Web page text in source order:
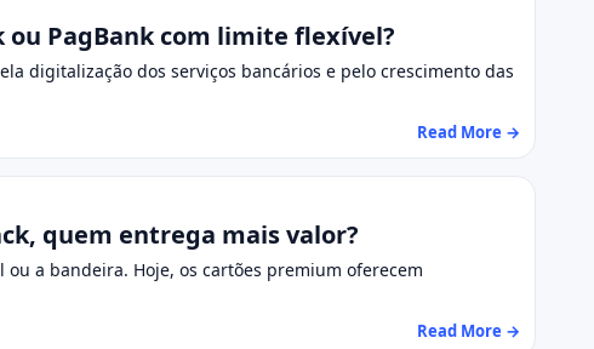
ou PagBank com limite flexível?
digitalização dos serviços bancários e pelo crescimento das
Read More →
quem entrega mais valor?
a bandeira. Hoje, os cartões premium oferecem
Read More →